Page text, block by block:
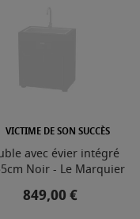
VICTIME DE SON SUCCÈS
avec évier intégré
Noir - Le Marquier
Prix
849,00 €